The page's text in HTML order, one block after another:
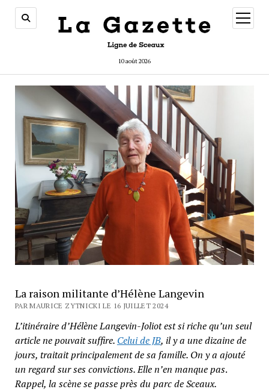
10 août 2026
ouvrir
menu
La raison militante d’Hélène Langevin
PAR MAURICE ZYTNICKI LE 16 JUILLET 2024
L’itinéraire d’Hélène Langevin-Joliot est si riche qu’un seul
article ne pouvait suffire. Celui de JB, il y a une dizaine de
jours, traitait principalement de sa famille. On y a ajouté
un regard sur ses convictions. Elle n’en manque pas.
Rappel, la scène se passe près du parc de Sceaux.